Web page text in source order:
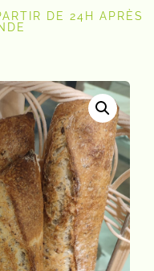
DE 24H APRÈS